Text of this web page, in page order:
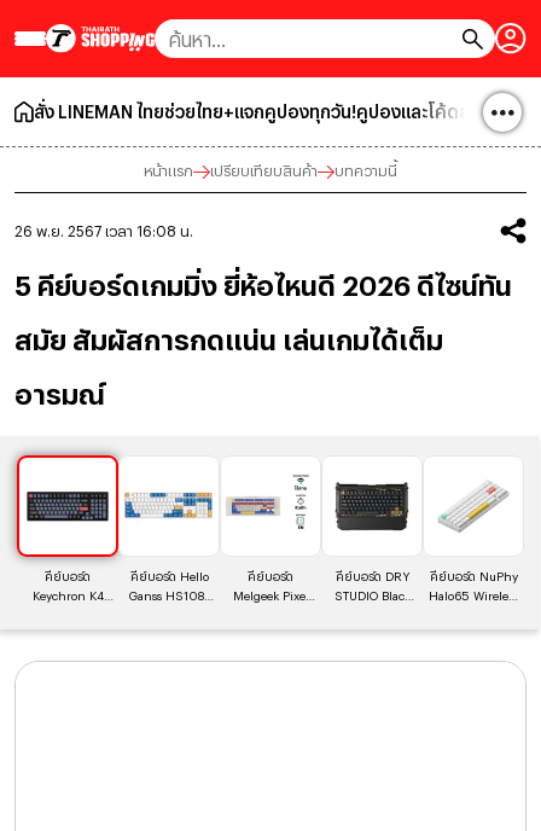
สั่ง LINEMAN ไทยช่วยไทย+แจกคูปองทุกวัน!คูปองและโค้ดส่วนลดโป
หน้าแรก เปรียบเทียบสินค้า บทความนี้
26 พ.ย. 2567 เวลา 16:08 น.
5 คีย์บอร์ดเกมมิ่ง ยี่ห้อไหนดี 2026 ดีไซน์ทัน
สมัย สัมผัสการกดแน่น เล่นเกมได้เต็ม
อารมณ์
คีย์บอร์ด
Keychron K4
Mechanical
คีย์บอร์ด Hello
Ganss HS108T
Mechanical
คีย์บอร์ด
Melgeek Pixel
Mechanical
คีย์บอร์ด DRY
STUDIO Black
Wireless
คีย์บอร์ด NuPhy
Halo65 Wireless
Keyboard (EN)